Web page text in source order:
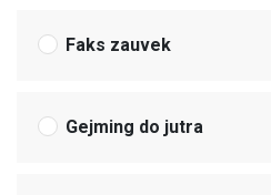
Faks zauvek
Gejming do jutra